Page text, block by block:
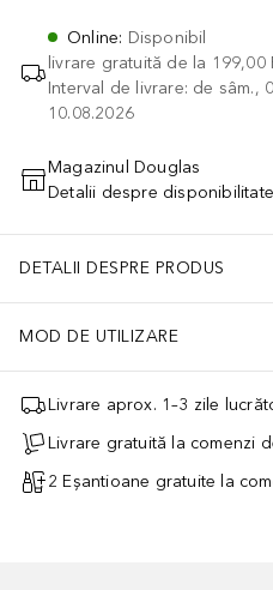
Online: Disponibil
livrare gratuită de la 199,00
Interval de livrare: de sâm.,
10.08.2026
Magazinul Douglas
Detalii despre
DETALII DESPRE PRODUS
MOD DE UTILIZARE
Livrare aprox. 1–3 zile
Livrare gratuită la comenzi
2 Eșantioane gratuite la